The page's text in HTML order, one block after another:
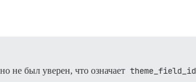
не был уверен, что означает theme_field_id